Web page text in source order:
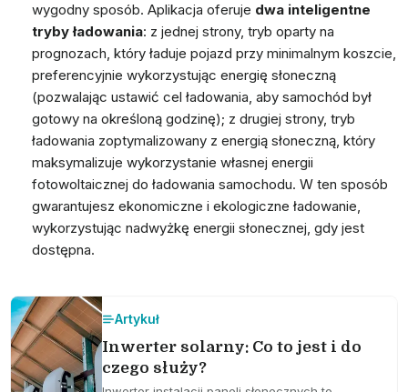
wygodny sposób. Aplikacja oferuje dwa inteligentne
tryby ładowania: z jednej strony, tryb oparty na
prognozach, który ładuje pojazd przy minimalnym koszcie,
preferencyjnie wykorzystując energię słoneczną
(pozwalając ustawić cel ładowania, aby samochód był
gotowy na określoną godzinę); z drugiej strony, tryb
ładowania zoptymalizowany z energią słoneczną, który
maksymalizuje wykorzystanie własnej energii
fotowoltaicznej do ładowania samochodu. W ten sposób
gwarantujesz ekonomiczne i ekologiczne ładowanie,
wykorzystując nadwyżkę energii słonecznej, gdy jest
dostępna.
Artykuł
Inwerter solarny: Co to jest i do
czego służy?